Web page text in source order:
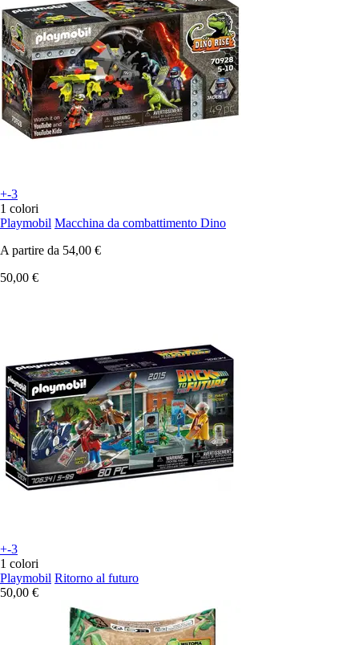
+-3
1 colori
Playmobil Macchina da combattimento Dino
A partire da 54,00 €
50,00 €
+-3
1 colori
Playmobil Ritorno al futuro
50,00 €